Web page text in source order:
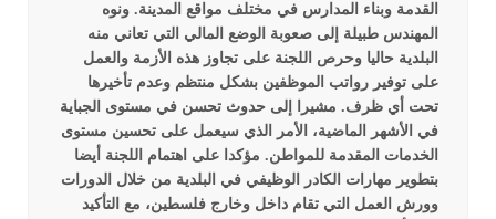
القدمة وبناء المدارس في مختلف مواقع المدينة. ونوه
المهندس طبيلة إلى صعوبة الوضع المالي التي تعاني منه
البلدية حاليا وحرص اللجنة على تجاوز هذه الأزمة والعمل
على توفير رواتب الموظفين بشكل منتظم وعدم تأخيرها
تحت أي ظرف. مشيرا إلى حدوث تحسن في مستوى الجباية
في الأشهر الماضية، الأمر الذي سيعمل على تحسين مستوى
الخدمات المقدمة للمواطن. مؤكدا على اهتمام اللجنة أيضا
بتطوير مهارات الكادر الوظيفي في البلدية من خلال الدورات
وورش العمل التي تقام داخل وخارج فلسطين، مع التأكيد